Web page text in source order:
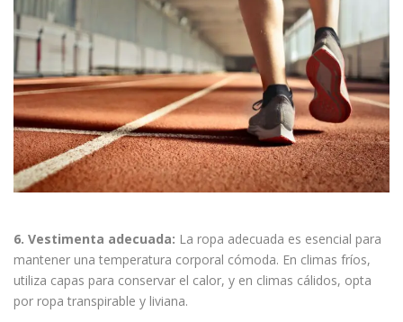
6. Vestimenta adecuada: La ropa adecuada es esencial para
mantener una temperatura corporal cómoda. En climas fríos,
utiliza capas para conservar el calor, y en climas cálidos, opta
por ropa transpirable y liviana.